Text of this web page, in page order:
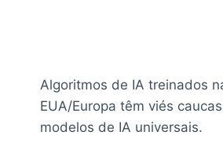
Algoritmos de IA treinados
EUA/Europa têm viés
modelos de IA universais.